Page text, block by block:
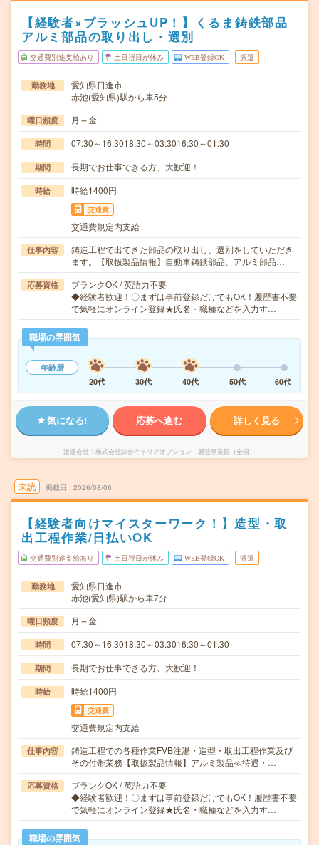
【経験者×ブラッシュUP！】くるま鋳鉄部品
アルミ部品の取り出し・選別
交通費別途支給あり 土日祝日が休み WEB登録OK 派遣
勤務地
愛知県日進市
赤池(愛知県)駅から車5分
曜日頻度 月～金
時間 07:30～16:3018:30～03:3016:30～01:30
期間 長期でお仕事できる方、大歓迎！
時給 時給1400円
交通費
交通費規定内支給
仕事内容
鋳造工程で出てきた部品の取り出し、選別をしていただき
ます。【取扱製品情報】自動車鋳鉄部品、アルミ部品…
応募資格
ブランクOK / 英語力不要
◆経験者歓迎！〇まずは事前登録だけでもOK！履歴書不要
で気軽にオンライン登録★氏名・職種などを入力す…
職場の雰囲気
年齢層
20代
30代 40代 50代 60代
気になる! 応募へ進む 詳しく見る
派遣会社 株式会社綜合キャリアオプション 製造事業部（全国）
未読 掲載日 2026/08/06
【経験者向けマイスターワーク！】造型・取
出工程作業/日払いOK
交通費別途支給あり 土日祝日が休み WEB登録OK 派遣
勤務地
愛知県日進市
赤池(愛知県)駅から車7分
曜日頻度 月～金
時間 07:30～16:3018:30～03:3016:30～01:30
期間 長期でお仕事できる方、大歓迎！
時給 時給1400円
交通費
交通費規定内支給
仕事内容
鋳造工程での各種作業FVB注湯・造型・取出工程作業及び
その付帯業務【取扱製品情報】アルミ製品≪待遇・…
応募資格
ブランクOK / 英語力不要
◆経験者歓迎！〇まずは事前登録だけでもOK！履歴書不要
で気軽にオンライン登録★氏名・職種などを入力す…
職場の雰囲気